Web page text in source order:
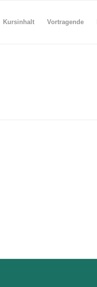
Kursinhalt Vortragende